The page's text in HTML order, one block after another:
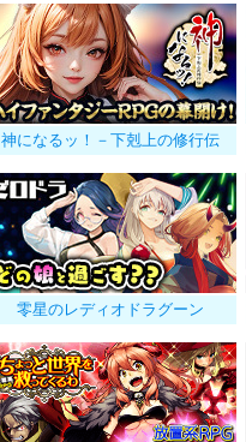
神になるッ！－下剋上の修行伝
零星のレディオドラグーン